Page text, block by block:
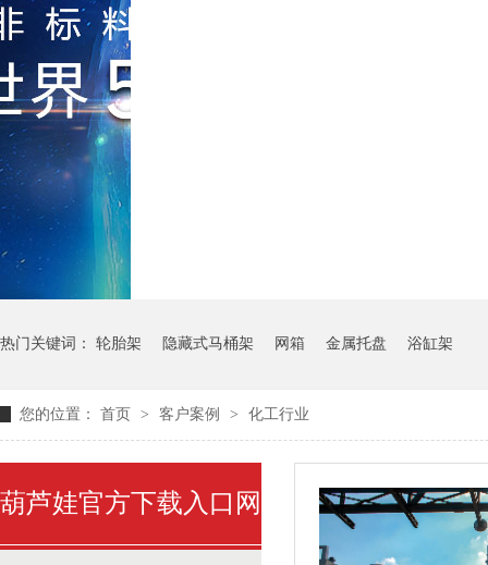
保险杠料架
冲压件料架
仪表盘料架
架
消声器料架
车
料架
行业
行业
热门关键词： 轮胎架 隐藏式马桶架 网箱 金属托盘 浴缸架
您的位置： 首页 > 客户案例 > 化工行业
葫芦娃官方下载入口网